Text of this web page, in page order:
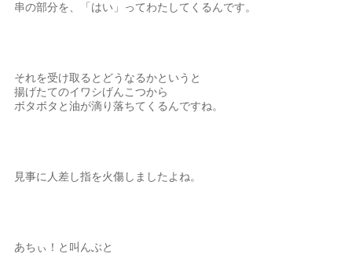
串の部分を、「はい」ってわたしてくるんです。
それを受け取るとどうなるかというと
揚げたてのイワシげんこつから
ボタボタと油が滴り落ちてくるんですね。
見事に人差し指を火傷しましたよね。
あちぃ！と叫んぶと